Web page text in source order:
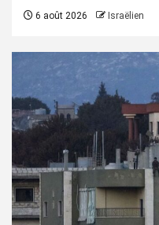
6 août 2026 Israëlien